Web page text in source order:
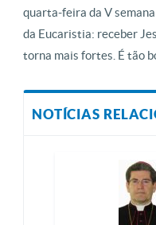
quarta-feira da V
da Eucaristia: receber
torna mais fortes. É tão
NOTÍCIAS